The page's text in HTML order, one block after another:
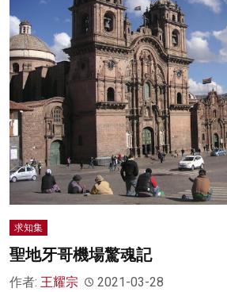
求知集
聖地牙哥機場驚魂記
作者: 王耀宗 2021-03-28